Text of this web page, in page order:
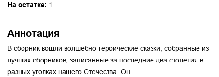
На остатке: 1
Аннотация
В сборник вошли волшебно-героические сказки, собранные из
лучших сборников, записанные за последние два столетия в
разных уголках нашего Отечества. Он...